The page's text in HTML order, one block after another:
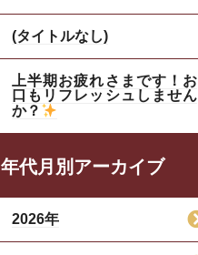
(タイトルなし)
上半期お疲れさまです！お
口もリフレッシュしません
か？
年代月別アーカイブ
2026年